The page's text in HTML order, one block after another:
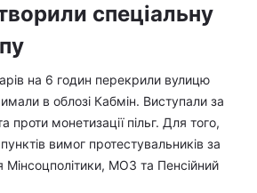
спеціальну
на 6 годин перекрили вулицю
в облозі Кабмін. Виступали за
проти монетизації пільг. Для того,
вимог протестувальників за
Мінсоцполітики, МОЗ та Пенсійний